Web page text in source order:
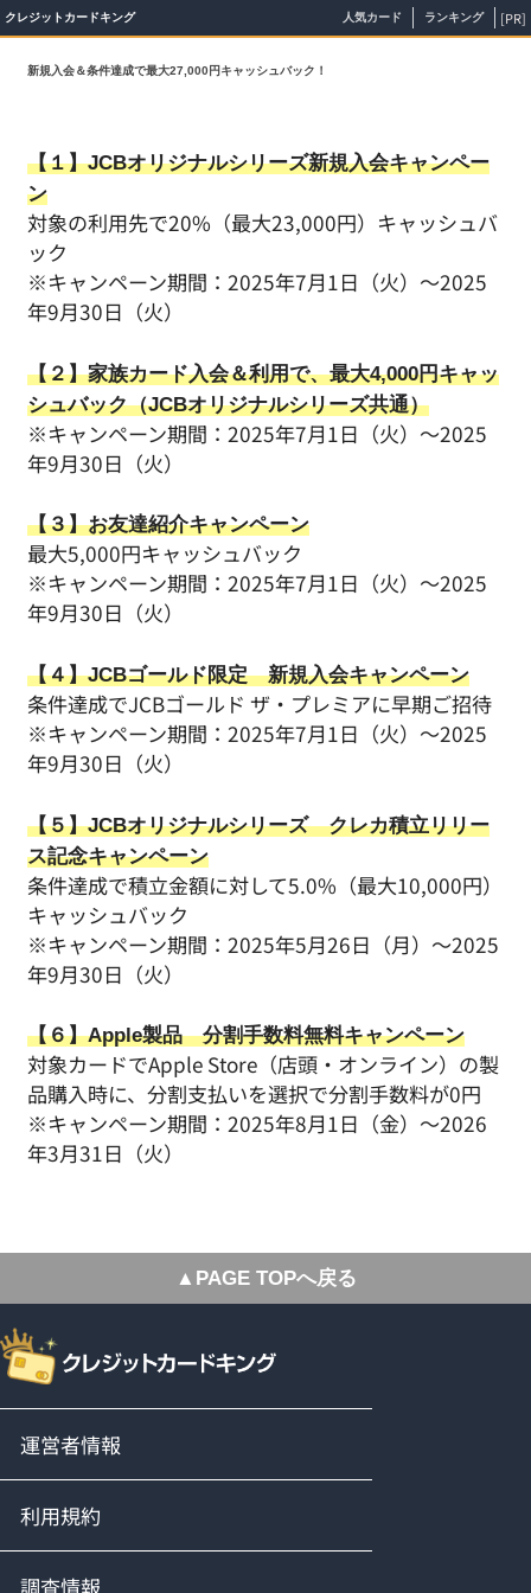
クレジットカードキング 人気カード ランキング [PR]
新規入会＆条件達成で最大27,000円キャッシュバック！
【１】JCBオリジナルシリーズ新規入会キャンペー
ン
対象の利用先で20%（最大23,000円）キャッシュバ
ック
※キャンペーン期間：2025年7月1日（火）～2025
年9月30日（火）
【２】家族カード入会＆利用で、最大4,000円キャッ
シュバック（JCBオリジナルシリーズ共通）
※キャンペーン期間：2025年7月1日（火）～2025
年9月30日（火）
【３】お友達紹介キャンペーン
最大5,000円キャッシュバック
※キャンペーン期間：2025年7月1日（火）～2025
年9月30日（火）
【４】JCBゴールド限定 新規入会キャンペーン
条件達成でJCBゴールド ザ・プレミアに早期ご招待
※キャンペーン期間：2025年7月1日（火）～2025
年9月30日（火）
【５】JCBオリジナルシリーズ クレカ積立リリー
ス記念キャンペーン
条件達成で積立金額に対して5.0%（最大10,000円）
キャッシュバック
※キャンペーン期間：2025年5月26日（月）～2025
年9月30日（火）
【６】Apple製品 分割手数料無料キャンペーン
対象カードでApple Store（店頭・オンライン）の製
品購入時に、分割支払いを選択で分割手数料が0円
※キャンペーン期間：2025年8月1日（金）～2026
年3月31日（火）
▲PAGE TOPへ戻る
運営者情報
利用規約
調査情報